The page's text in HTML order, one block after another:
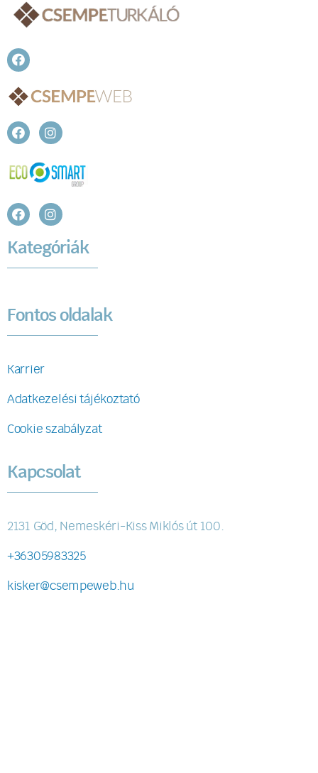
Kategóriák
Fontos oldalak
Karrier
Adatkezelési tájékoztató
Cookie szabályzat
Kapcsolat
2131 Göd, Nemeskéri-Kiss Miklós út 100.
+36305983325
kisker@csempeweb.hu